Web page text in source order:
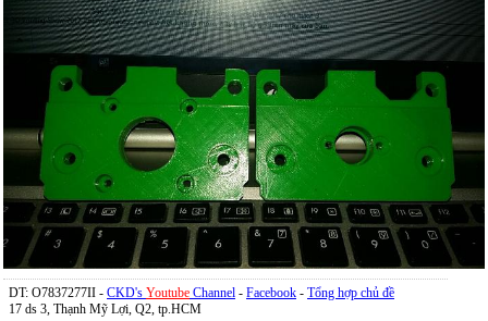
DT: O7837277II - CKD's Youtube Channel - Facebook - Tổng hợp chủ đề
17 ds 3, Thạnh Mỹ Lợi, Q2, tp.HCM